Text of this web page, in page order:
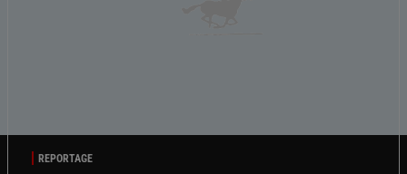
REPORTAGE